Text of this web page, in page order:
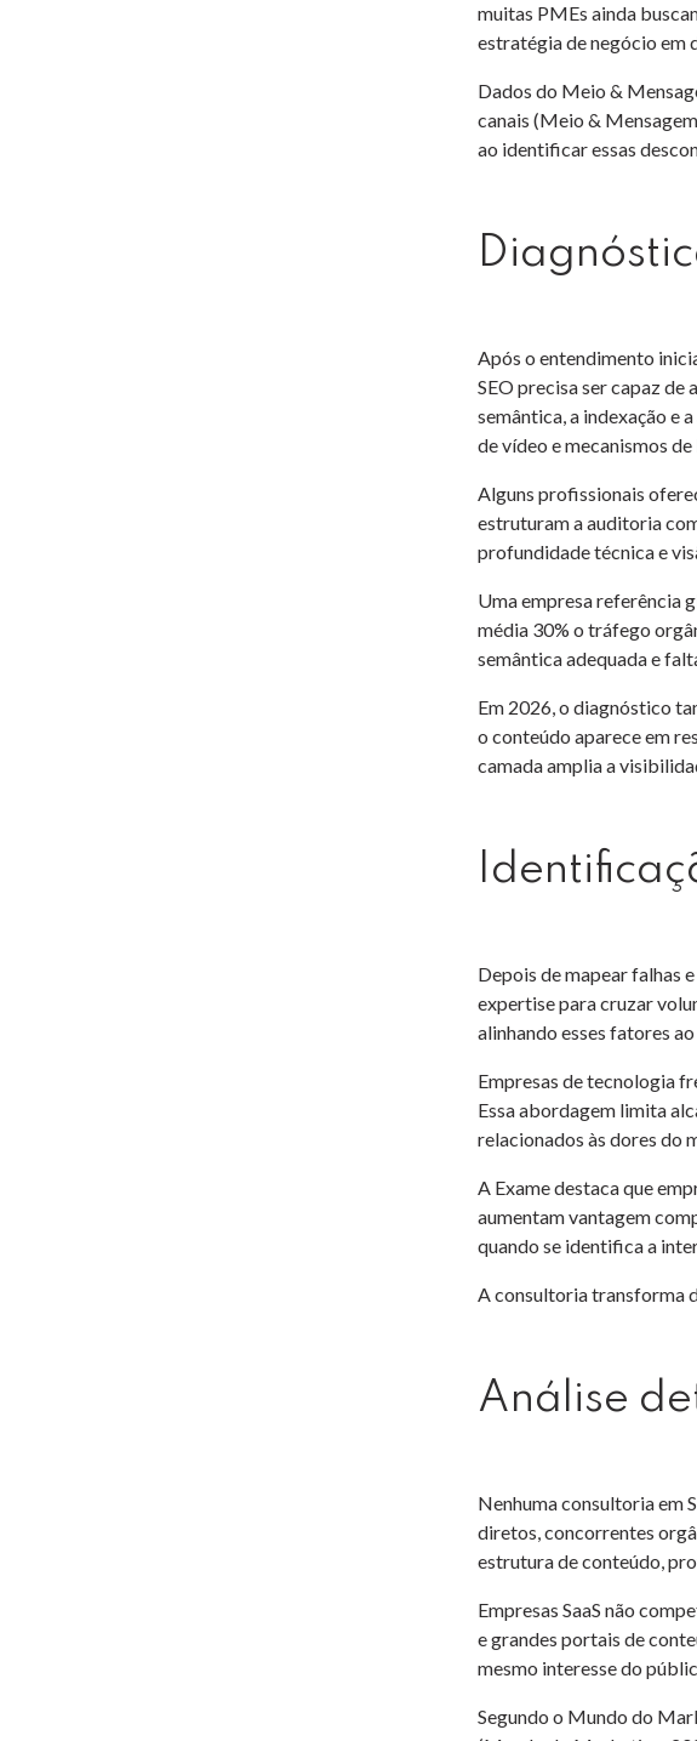
muitas PMEs ainda
estratégia de negócio em
Dados do Meio &
canais (Meio &
ao identificar essas
Após o entendimento
SEO precisa ser capaz
semântica, a indexação e
de vídeo e mecanismos
Alguns profissionais
estruturam a auditoria
profundidade técnica e
Uma empresa referência
média 30% o tráfego
semântica adequada e
Em 2026, o diagnóstico
o conteúdo aparece em
camada amplia a
Depois de mapear falhas
expertise para cruzar
alinhando esses fatores
Empresas de tecnologia
Essa abordagem limita
relacionados às dores do
A Exame destaca que
aumentam vantagem
quando se identifica a
A consultoria transforma
Análise
Nenhuma consultoria em
diretos, concorrentes
estrutura de conteúdo,
Empresas SaaS não
e grandes portais de
mesmo interesse do
Segundo o Mundo do